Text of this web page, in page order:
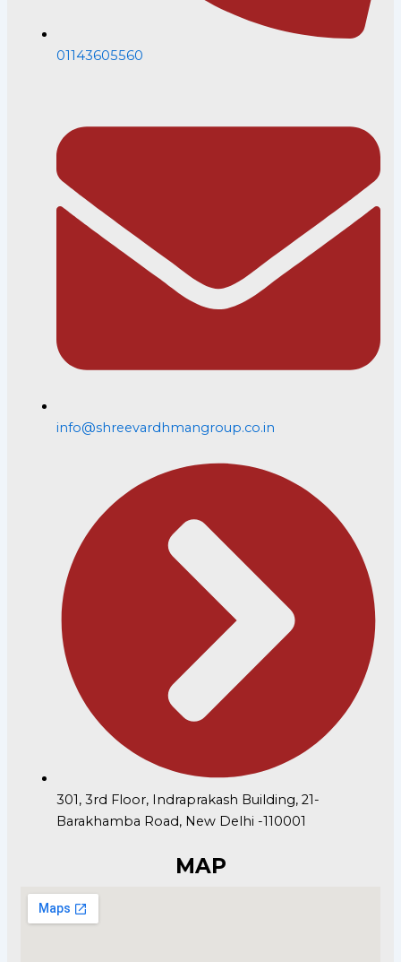
01143605560
info@shreevardhmangroup.co.in
301, 3rd Floor, Indraprakash Building, 21-
Barakhamba Road, New Delhi -110001
MAP